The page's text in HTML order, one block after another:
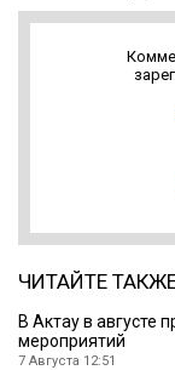
ЧИТАЙТЕ
В Актау в августе
мероприятий
7 Августа 12:51